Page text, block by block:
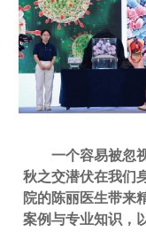
一个容易被忽
秋之交潜伏在我们
院的陈丽医生带来
案例与专业知识，